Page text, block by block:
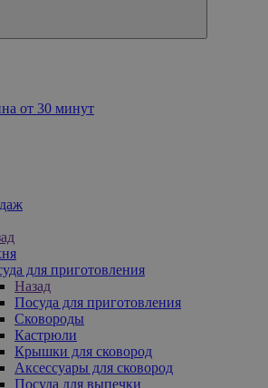
от 30 минут
для приготовления
Назад
Посуда для приготовления
Сковороды
Кастрюли
Крышки для сковород
Аксессуары для сковород
Посуда для выпечки